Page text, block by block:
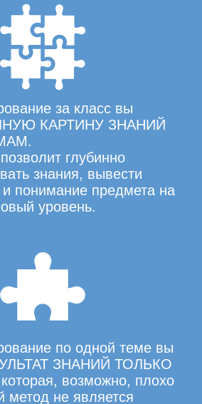
за класс вы
КАРТИНУ ЗНАНИЙ
глубинно
знания, вывести
и понимание предмета на
уровень.
по одной теме вы
ЗНАНИЙ ТОЛЬКО
возможно, плохо
метод не является